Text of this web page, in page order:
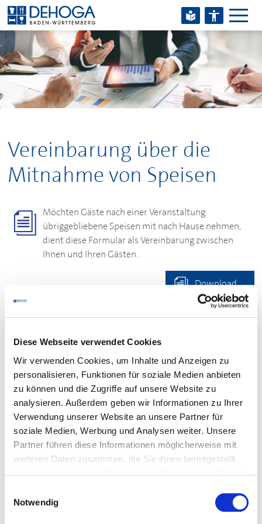
Diese Webseite verwendet Cookies
Wir verwenden Cookies, um Inhalte und Anzeigen zu
personalisieren, Funktionen für soziale Medien anbieten
zu können und die Zugriffe auf unsere Website zu
analysieren. Außerdem geben wir Informationen zu Ihrer
Verwendung unserer Website an unsere Partner für
soziale Medien, Werbung und Analysen weiter. Unsere
Partner führen diese Informationen möglicherweise mit
weiteren Daten zusammen, die Sie ihnen bereitgestellt
Notwendig
Zum Hauptinhalt springen
Zum Footerinhalt springen
Vereinbarung über die
Mitnahme von Speisen
Möchten Gäste nach einer Veranstaltung
übriggebliebene Speisen mit nach Hause nehmen,
dient diese Formular als Vereinbarung zwischen
Ihnen und Ihren Gästen.
Download
Ihr Kontakt
Beifachlichen Fragenzu den Dokumenten wenden Sie
sich bitte an Ihre zuständige
DEHOGA -Geschäftsstelle.
Für denLoginbeachten Sie bitte den Kasten unten. Falls
es Probleme mit dem Login gibt, wenden Sie sich bitte
an den Mitgliederservice: